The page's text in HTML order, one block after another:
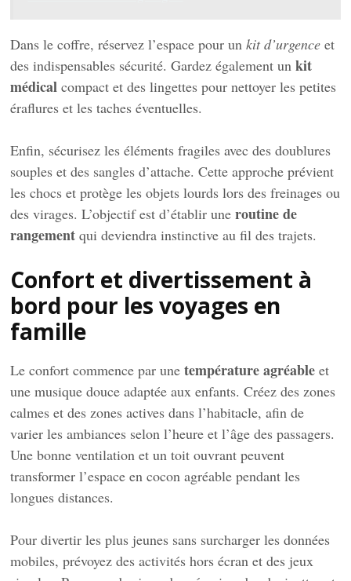
Dans le coffre, réservez l’espace pour unkit d’urgence et
des indispensables sécurité. Gardez également unkit
médical compact et des lingettes pour nettoyer les petites
éraflures et les taches éventuelles.
Enfin, sécurisez les éléments fragiles avec des doublures
souples et des sangles d’attache. Cette approche prévient
les chocs et protège les objets lourds lors des freinages ou
des virages. L’objectif est d’établir uneroutine de
rangement qui deviendra instinctive au fil des trajets.
Confort et divertissement à
bord pour les voyages en
famille
Le confort commence par unetempérature agréable et
une musique douce adaptée aux enfants. Créez des zones
calmes et des zones actives dans l’habitacle, afin de
varier les ambiances selon l’heure et l’âge des passagers.
Une bonne ventilation et un toit ouvrant peuvent
transformer l’espace en cocon agréable pendant les
longues distances.
Pour divertir les plus jeunes sans surcharger les données
mobiles, prévoyez des activités hors écran et des jeux